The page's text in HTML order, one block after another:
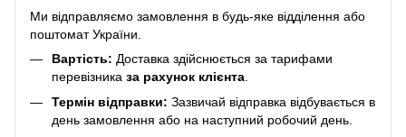
Ми відправляємо замовлення в будь-яке відділення або
поштомат України.
Вартість: Доставка здійснюється за тарифами
перевізника за рахунок клієнта
Термін відправки: Зазвичай відправка відбувається в
день замовлення або на наступний робочий день.